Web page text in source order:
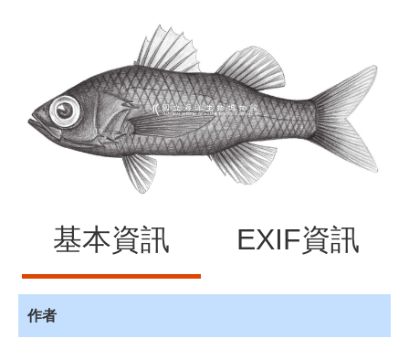
服
務
基本資訊 EXIF資訊
作者